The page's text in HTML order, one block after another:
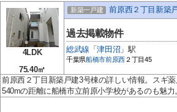
4LDK
75.40㎡
新築一戸建 前原西２丁目新築
過去掲載物件
総武線 「津田沼 」駅
千葉県船橋市前原西２丁目45
前原西２丁目新築戸建3号棟の詳しい情報。スギ
540mの距離に船橋市立前原小学校があるのも魅